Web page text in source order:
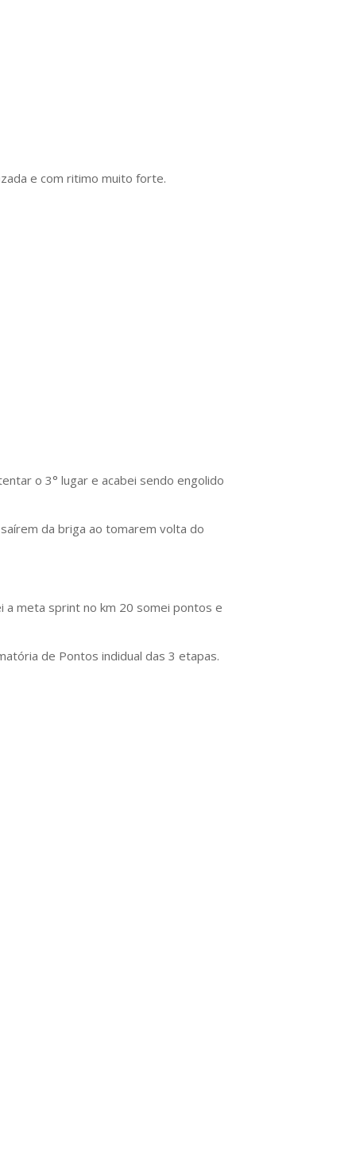
e com ritimo muito forte.
o 3° lugar e acabei sendo engolido
da briga ao tomarem volta do
a meta sprint no km 20 somei pontos e
de Pontos indidual das 3 etapas.